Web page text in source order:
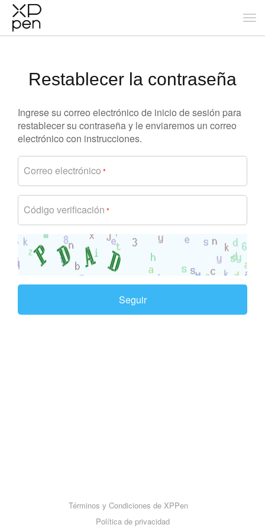
Restablecer la contraseña
Ingrese su correo electrónico de inicio de sesión para
restablecer su contraseña y le enviaremos un correo
electrónico con instrucciones.
Correo electrónico *
Código verificación *
Seguir
Términos y Condiciones de XPPen
Política de privacidad